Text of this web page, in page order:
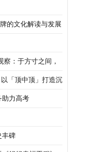
的文化解读与发展
：于方寸之间，
「顶中顶」打造沉
助力高考
丰碑